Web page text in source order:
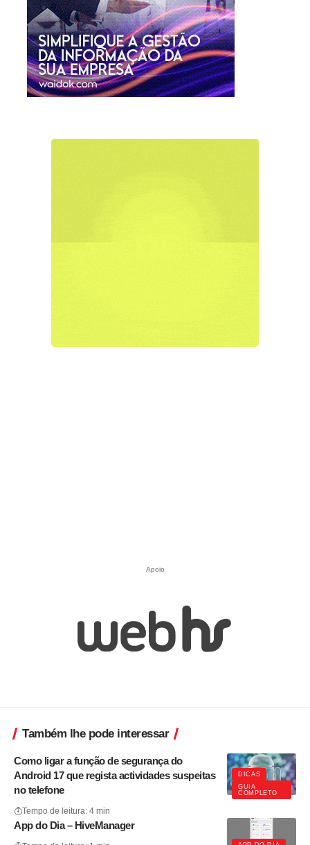
Apoio
Também lhe pode interessar
DICAS
GUIA
COMPLETO
Como ligar a função de segurança do
Android 17 que regista actividades suspeitas
no telefone
Tempo de leitura: 4 min
App do Dia – HiveManager